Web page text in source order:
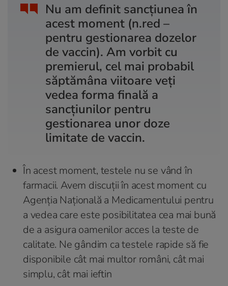
Nu am definit sancțiunea în
acest moment (n.red –
pentru gestionarea dozelor
de vaccin). Am vorbit cu
premierul, cel mai probabil
săptămâna viitoare veți
vedea forma finală a
sancțiunilor pentru
gestionarea unor doze
limitate de vaccin.
În acest moment, testele nu se vând în
farmacii. Avem discuții în acest moment cu
Agenția Națională a Medicamentului pentru
a vedea care este posibilitatea cea mai bună
de a asigura oamenilor acces la teste de
calitate. Ne gândim ca testele rapide să fie
disponibile cât mai multor români, cât mai
simplu, cât mai ieftin